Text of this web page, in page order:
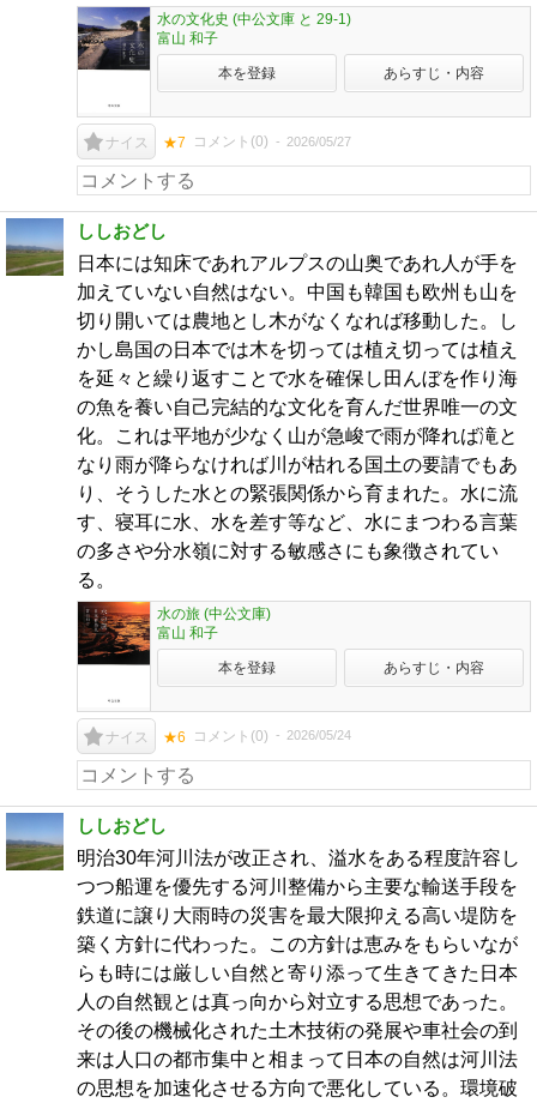
水の文化史 (中公文庫 と 29-1)
富山 和子
本を登録 あらすじ・内容
ナイス ★7 コメント(0) 2026/05/27
ししおどし
日本には知床であれアルプスの山奥であれ人が手を
加えていない自然はない。中国も韓国も欧州も山を
切り開いては農地とし木がなくなれば移動した。し
かし島国の日本では木を切っては植え切っては植え
を延々と繰り返すことで水を確保し田んぼを作り海
の魚を養い自己完結的な文化を育んだ世界唯一の文
化。これは平地が少なく山が急峻で雨が降れば滝と
なり雨が降らなければ川が枯れる国土の要請でもあ
り、そうした水との緊張関係から育まれた。水に流
す、寝耳に水、水を差す等など、水にまつわる言葉
の多さや分水嶺に対する敏感さにも象徴されてい
る。
水の旅 (中公文庫)
富山 和子
本を登録 あらすじ・内容
ナイス ★6 コメント(0) 2026/05/24
ししおどし
明治30年河川法が改正され、溢水をある程度許容し
つつ船運を優先する河川整備から主要な輸送手段を
鉄道に譲り大雨時の災害を最大限抑える高い堤防を
築く方針に代わった。この方針は恵みをもらいなが
らも時には厳しい自然と寄り添って生きてきた日本
人の自然観とは真っ向から対立する思想であった。
その後の機械化された土木技術の発展や車社会の到
来は人口の都市集中と相まって日本の自然は河川法
の思想を加速化させる方向で悪化している。環境破